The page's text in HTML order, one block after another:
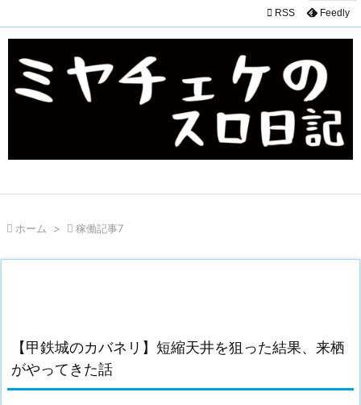
 RSS Feedly
 ホーム >  稼働記事7
【甲鉄城のカバネリ】短縮天井を狙った結果、来栖
がやってきた話